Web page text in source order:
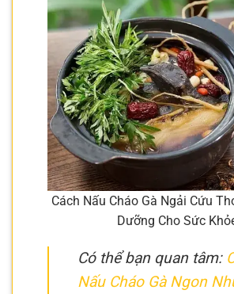
Cách Nấu Cháo Gà Ngải Cứu
Dưỡng Cho Sức
Có thể bạn quan tâm:
Nấu Cháo Gà Ngon